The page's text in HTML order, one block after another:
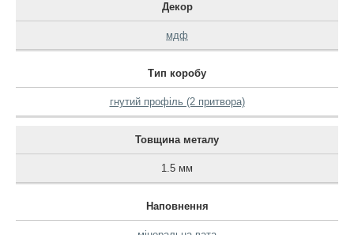
Декор
мдф
Тип коробу
гнутий профіль (2 притвора)
Товщина металу
1.5 мм
Наповнення